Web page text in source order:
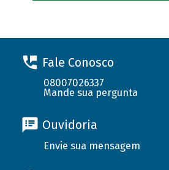
Fale Conosco
08007026337
Mande sua pergunta
Ouvidoria
Envie sua mensagem